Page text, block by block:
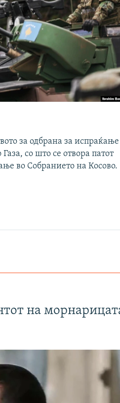
за одбрана за испраќање
со што се отвора патот
во Собранието на Косово.
на